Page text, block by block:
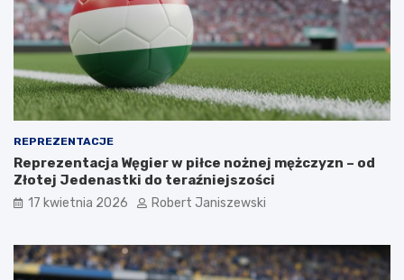
REPREZENTACJE
Reprezentacja Węgier w piłce nożnej mężczyzn – od
Złotej Jedenastki do teraźniejszości
17 kwietnia 2026 Robert Janiszewski